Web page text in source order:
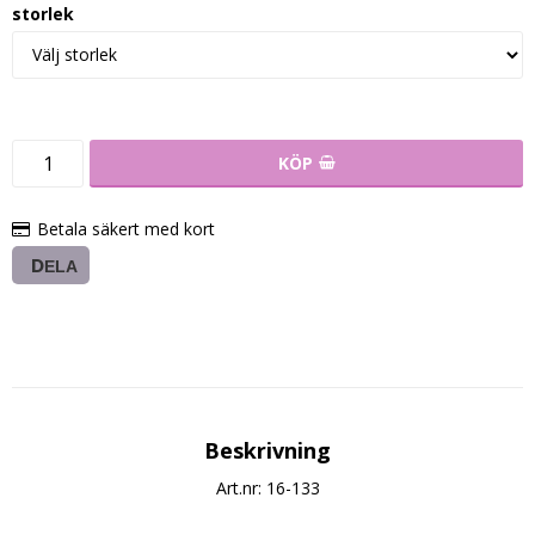
storlek
KÖP
Betala säkert med kort
DELA
Beskrivning
Art.nr: 16-133